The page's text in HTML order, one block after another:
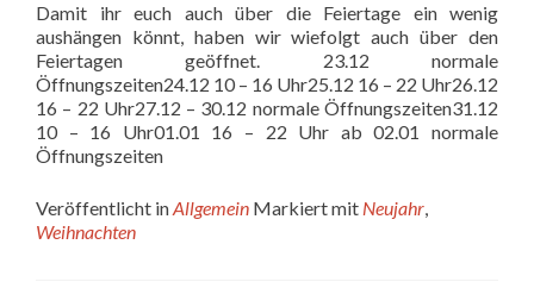
Damit ihr euch auch über die Feiertage ein wenig
aushängen könnt, haben wir wiefolgt auch über den
Feiertagen geöffnet. 23.12 normale
Öffnungszeiten24.12 10 – 16 Uhr25.12 16 – 22 Uhr26.12
16 – 22 Uhr27.12 – 30.12 normale Öffnungszeiten31.12
10 – 16 Uhr01.01 16 – 22 Uhr ab 02.01 normale
Öffnungszeiten
Veröffentlicht inAllgemein Markiert mit Neujahr,
Weihnachten